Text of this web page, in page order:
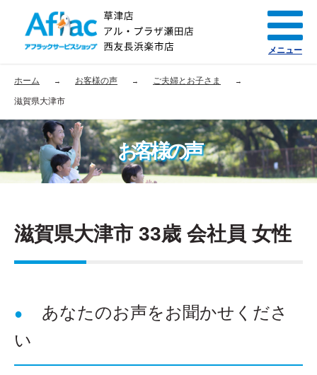
ホーム お客様の声 ご夫婦とお子さま
滋賀県大津市
お客様の声
滋賀県大津市 33歳 会社員 女性
あなたのお声をお聞かせくださ
い
メニュー